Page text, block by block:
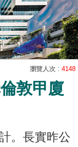
瀏覽人次 : 4148
敦甲廈
。長實昨公